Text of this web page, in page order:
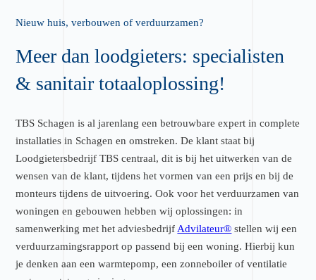
Nieuw huis, verbouwen of verduurzamen?
Meer dan loodgieters: specialisten
& sanitair totaaloplossing!
TBS Schagen is al jarenlang een betrouwbare expert in complete
installaties in Schagen en omstreken. De klant staat bij
Loodgietersbedrijf TBS centraal, dit is bij het uitwerken van de
wensen van de klant, tijdens het vormen van een prijs en bij de
monteurs tijdens de uitvoering. Ook voor het verduurzamen van
woningen en gebouwen hebben wij oplossingen: in
samenwerking met het adviesbedrijf Advilateur® stellen wij een
verduurzamingsrapport op passend bij een woning. Hierbij kun
je denken aan een warmtepomp, een zonneboiler of ventilatie